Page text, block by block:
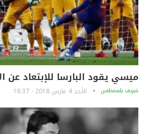
ميسي يقود البارسا للإبتعاد عن
شريف بلمصطفى الأحد 4 مارس 2018 - 18:37